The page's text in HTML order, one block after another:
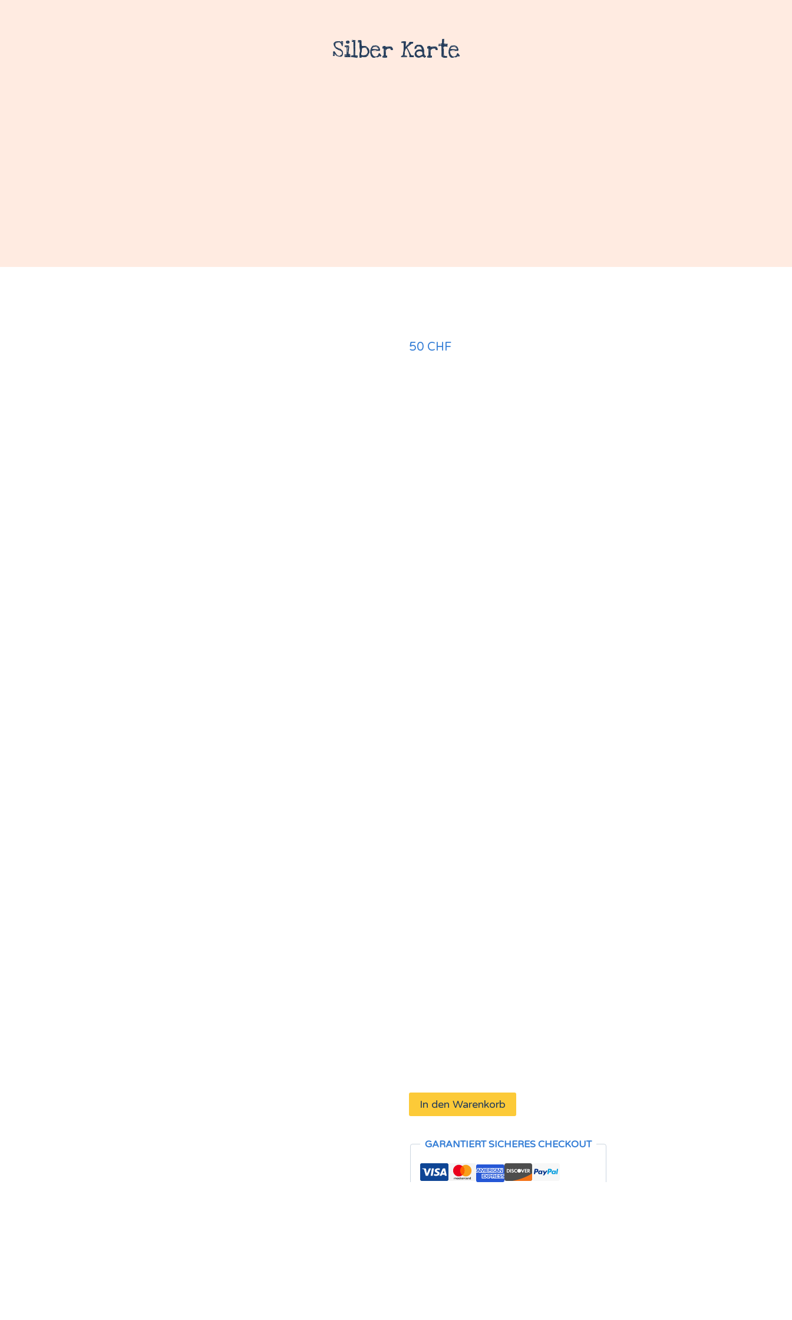
Silber Karte
50 CHF
In den Warenkorb
GARANTIERT SICHERES CHECKOUT